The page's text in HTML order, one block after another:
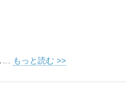
… もっと読む >>